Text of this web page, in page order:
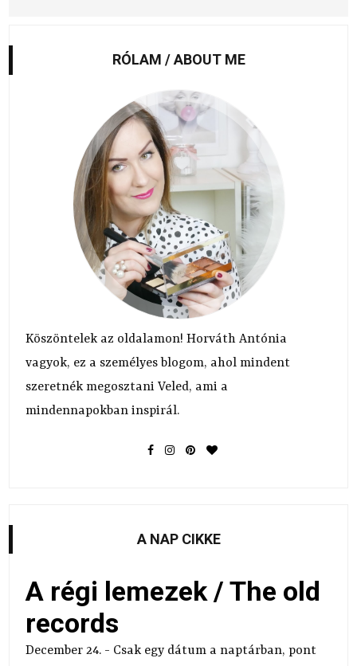
RÓLAM / ABOUT ME
Köszöntelek az oldalamon! Horváth Antónia
vagyok, ez a személyes blogom, ahol mindent
szeretnék megosztani Veled, ami a
mindennapokban inspirál.
A NAP CIKKE
A régi lemezek / The old
records
December 24. - Csak egy dátum a naptárban, pont